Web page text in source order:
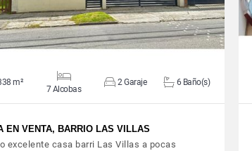
m²
7 Alcobas
2 Garaje 6 Baño(s)
EN VENTA, BARRIO LAS VILLAS
excelente casa barri Las Villas a pocas